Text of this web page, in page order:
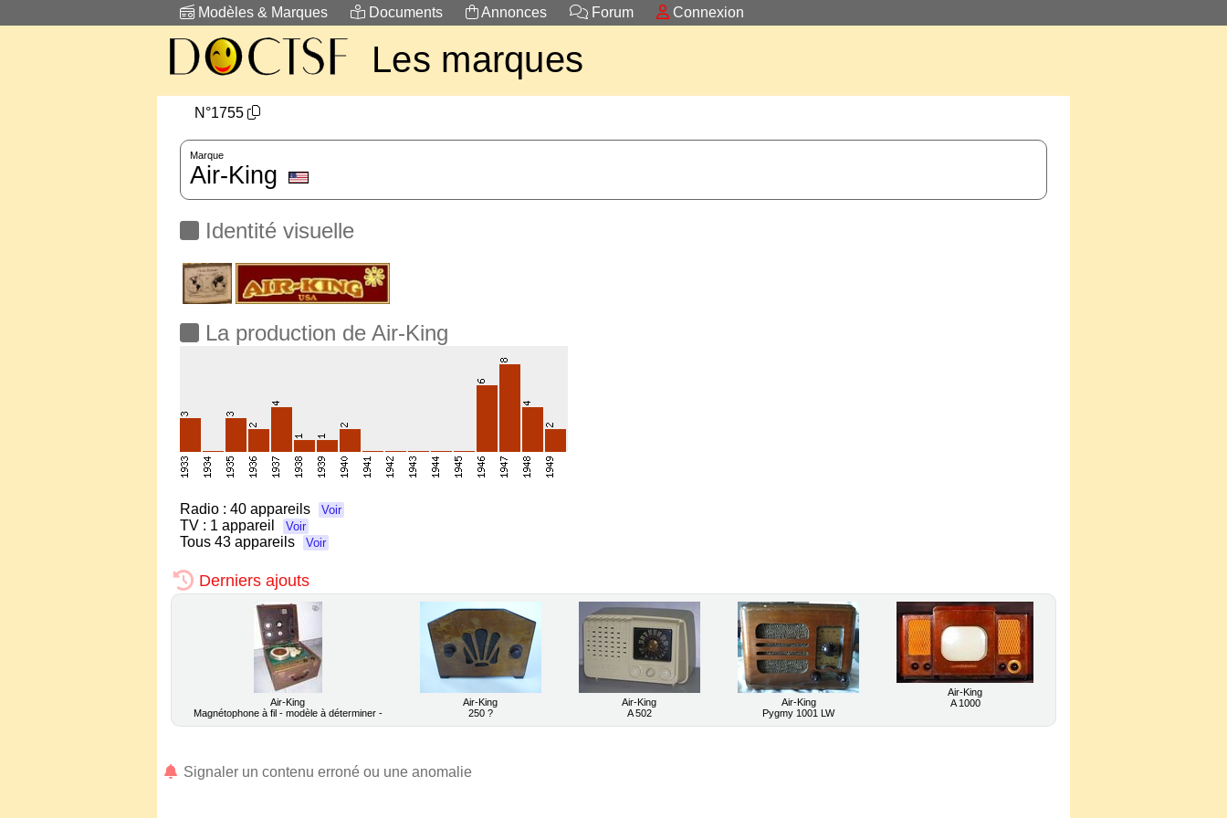
Modèles & Marques Documents Annonces Forum Connexion
Les marques
N°1755
Marque
Air-King
Identité visuelle
La production de Air-King
Radio : 40 appareils Voir
TV : 1 appareil Voir
Tous 43 appareils Voir
Derniers ajouts
Air-King
Magnétophone à fil - modèle à déterminer -
Air-King
250 ?
Air-King
A 502
Air-King
Pygmy 1001 LW
Air-King
A 1000
Signaler un contenu erroné ou une anomalie